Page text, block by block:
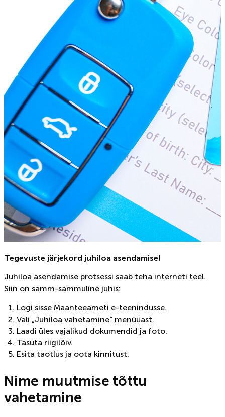
Tegevuste järjekord juhiloa asendamisel
Juhiloa asendamise protsessi saab teha interneti teel.
Siin on samm-sammuline juhis:
Logi sisse Maanteeameti e-teenindusse.
Vali „Juhiloa vahetamine“ menüüast.
Laadi üles vajalikud dokumendid ja foto.
Tasuta riigilõiv.
Esita taotlus ja oota kinnitust.
Nime muutmise tõttu
vahetamine